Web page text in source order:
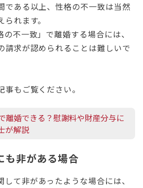
である以上、性格の不一致は当然
れます。
の不一致」で離婚する場合には、
請求が認められることは難しいで
もご覧ください。
離婚できる？慰謝料や財産分与に
が解説
も非がある場合
して非があったような場合には、